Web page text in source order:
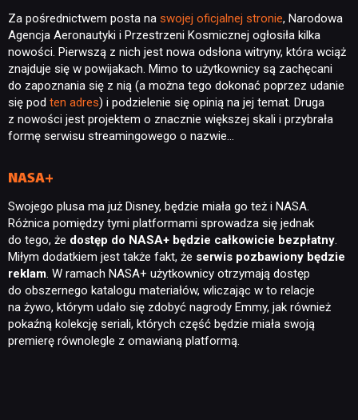
Za pośrednictwem posta na swojej oficjalnej stronie, Narodowa
Agencja Aeronautyki i Przestrzeni Kosmicznej ogłosiła kilka
nowości. Pierwszą z nich jest nowa odsłona witryny, która wciąż
znajduje się w powijakach. Mimo to użytkownicy są zachęcani
do zapoznania się z nią (a można tego dokonać poprzez udanie
się pod ten adres) i podzielenie się opinią na jej temat. Druga
z nowości jest projektem o znacznie większej skali i przybrała
formę serwisu streamingowego o nazwie…
NASA+
Swojego plusa ma już Disney, będzie miała go też i NASA.
Różnica pomiędzy tymi platformami sprowadza się jednak
do tego, że dostęp do NASA+ będzie całkowicie bezpłatny.
Miłym dodatkiem jest także fakt, że serwis pozbawiony będzie
reklam. W ramach NASA+ użytkownicy otrzymają dostęp
do obszernego katalogu materiałów, wliczając w to relacje
na żywo, którym udało się zdobyć nagrody Emmy, jak również
pokaźną kolekcję seriali, których część będzie miała swoją
premierę równolegle z omawianą platformą.